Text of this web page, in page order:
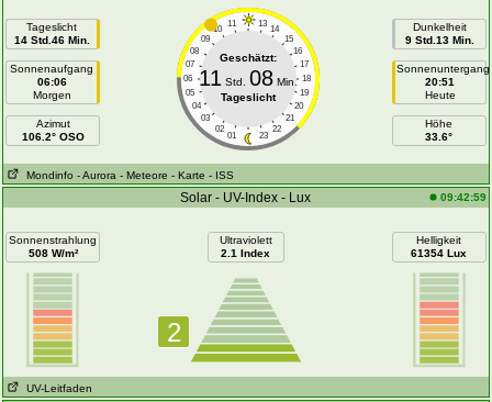
Tageslicht
14 Std.46 Min.
Sonnenaufgang
06:06
Morgen
Azimut
106.2° OSO
11 13
10
14
09
15
08
16
07
17
06
18
05
19
04
20
03
21
02
22
01 23
Geschätzt:
11 Std. 08Min.
Tageslicht
Dunkelheit
9 Std.13 Min.
Sonnenuntergang
20:51
Heute
Höhe
33.6°
Mondinfo - Aurora - Meteore - Karte - ISS
Solar - UV-Index - Lux 09:42:59
Sonnenstrahlung
508 W/m²
Ultraviolett
2.1 Index
2
Helligkeit
61354 Lux
UV-Leitfaden